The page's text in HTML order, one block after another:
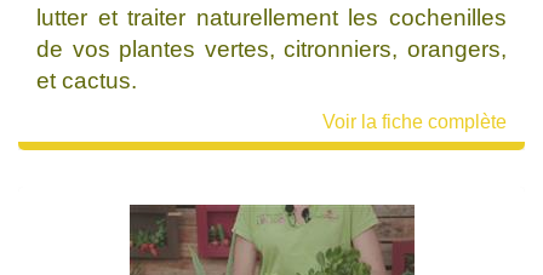
lutter et traiter naturellement les cochenilles
de vos plantes vertes, citronniers, orangers,
et cactus.
Voir la fiche complète